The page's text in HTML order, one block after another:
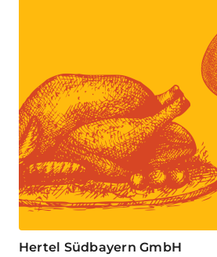
Hertel Südbayern GmbH